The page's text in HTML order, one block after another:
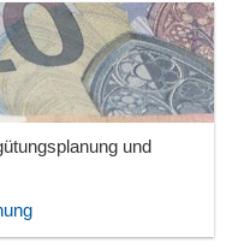
und